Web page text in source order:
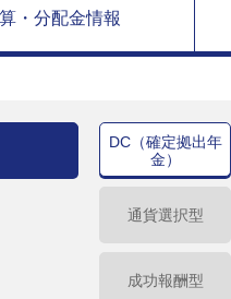
・分配金情報
DC（確定拠出年
金）
通貨選択型
成功報酬型